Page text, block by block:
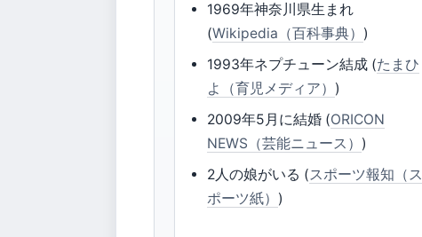
1969年神奈川県生まれ
(Wikipedia（百科事典） )
1993年ネプチューン結成 (たまひ
よ（育児メディア） )
2009年5月に結婚 (ORICON
NEWS（芸能ニュース） )
2人の娘がいる (スポーツ報知（ス
ポーツ紙） )